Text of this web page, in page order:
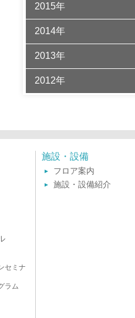
2015年
2014年
2013年
2012年
セミナ
ラム
施設・設備
フロア案内
施設・設備紹介